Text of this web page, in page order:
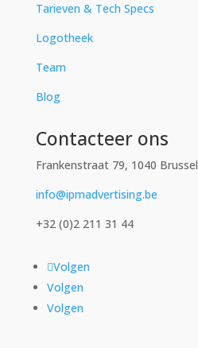
Tarieven & Tech Specs
Logotheek
Team
Blog
Contacteer ons
Frankenstraat 79, 1040 Brussel
info@ipmadvertising.be
+32 (0)2 211 31 44
Volgen
Volgen
Volgen